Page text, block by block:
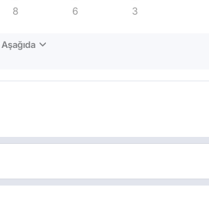
8 6 3